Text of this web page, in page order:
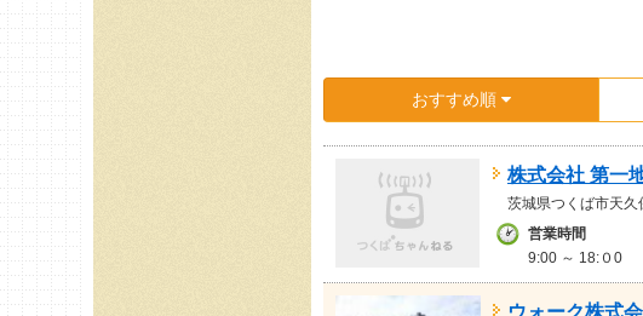
おすすめ順
株式会社 第一
茨城県つくば市天久
営業時間
9:00 ～ 18:０0
ウォーク株式